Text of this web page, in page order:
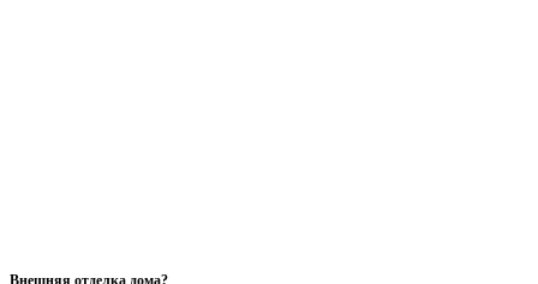
Внешняя отделка дома?